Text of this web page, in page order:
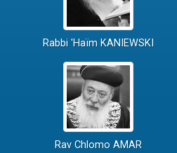
Rabbi 'Haïm KANIEWSKI
Rav Chlomo AMAR